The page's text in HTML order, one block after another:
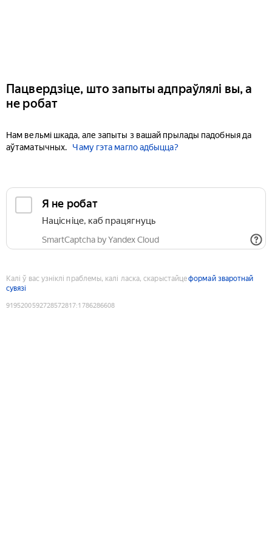
Пацвердзіце, што запыты адпраўлялі вы, а
не робат
Нам вельмі шкада, але запыты з вашай прылады падобныя да
аўтаматычных.
Чаму гэта магло адбыцца?
Я не робат
Націсніце, каб працягнуць
SmartCaptcha by Yandex Cloud
Калі ў вас узніклі праблемы, калі ласка, скарыстайцеформай зваротнай
сувязі
9195200592728572817:1786286608